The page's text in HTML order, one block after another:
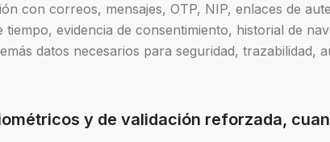
con correos, mensajes, OTP, NIP, enlaces de
tiempo, evidencia de consentimiento, historial de
datos necesarios para seguridad, trazabilidad,
y de validación reforzada,